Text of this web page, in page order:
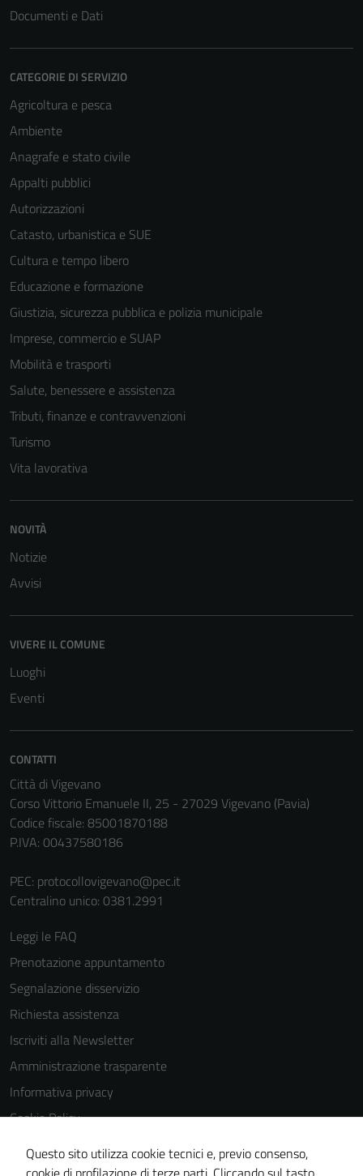
Documenti e Dati
CATEGORIE DI SERVIZIO
Agricoltura e pesca
Ambiente
Anagrafe e stato civile
Appalti pubblici
Autorizzazioni
Catasto, urbanistica e SUE
Cultura e tempo libero
Educazione e formazione
Giustizia, sicurezza pubblica e polizia municipale
Imprese, commercio e SUAP
Mobilità e trasporti
Salute, benessere e assistenza
Tributi, finanze e contravvenzioni
Turismo
Vita lavorativa
NOVITÀ
Notizie
Avvisi
VIVERE IL COMUNE
Luoghi
Eventi
CONTATTI
Città di Vigevano
Corso Vittorio Emanuele II, 25 - 27029 Vigevano (Pavia)
Codice fiscale: 85001870188
P.IVA: 00437580186
PEC: protocollovigevano@pec.it
Centralino unico: 0381.2991
Leggi le FAQ
Prenotazione appuntamento
Segnalazione disservizio
Richiesta assistenza
Iscriviti alla Newsletter
Amministrazione trasparente
Informativa privacy
Cookie Policy
Media policy
Note legali
Questo sito utilizza cookie tecnici e, previo consenso,
informazioni